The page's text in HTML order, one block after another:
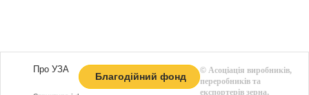
Про УЗА
Благодійний фонд
©Асоціація виробників,
переробників та
експортерів зерна,